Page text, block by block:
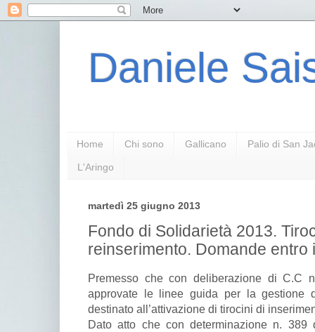
Daniele
Home Chi sono Gallicano Palio di San
L'Aringo
martedì 25 giugno 2013
Fondo di Solidarietà 2013.
reinserimento. Domande entro
Premesso che con deliberazione di C.C
approvate le linee guida per la gestione
destinato all’attivazione di tirocini di
Dato atto che con determinazione n. 389